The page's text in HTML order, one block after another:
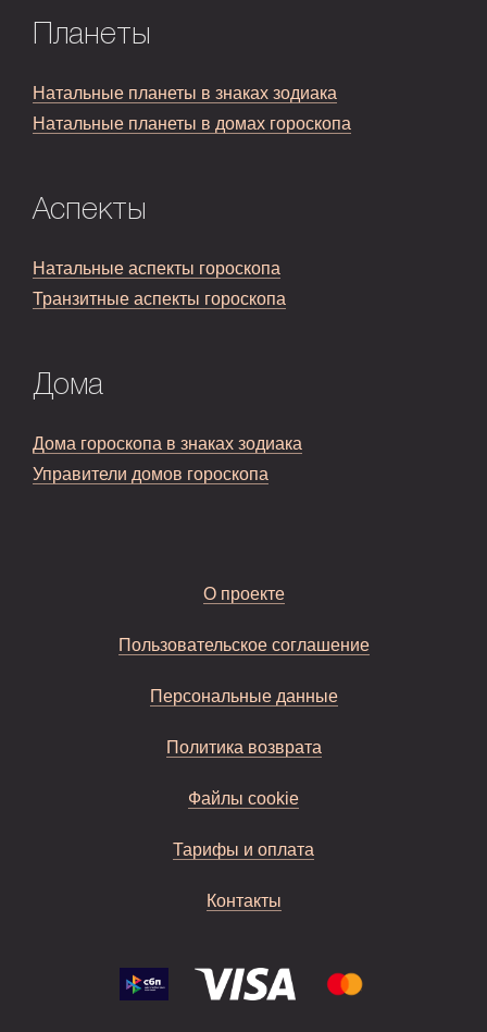
Планеты
Натальные планеты в знаках зодиака
Натальные планеты в домах гороскопа
Аспекты
Натальные аспекты гороскопа
Транзитные аспекты гороскопа
Дома
Дома гороскопа в знаках зодиака
Управители домов гороскопа
О проекте
Пользовательское соглашение
Персональные данные
Политика возврата
Файлы cookie
Тарифы и оплата
Контакты